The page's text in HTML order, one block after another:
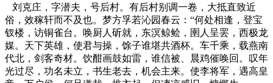
刘克庄，字潜夫，号后村。有后村别调一卷，大抵直致近
俗，效稼轩而不及也。梦方孚若沁园春云：“何处相逢，登宝
钗楼，访铜雀台。唤厨人斫就，东溟鲸鲙，圉人呈罢，西极龙
媒。天下英雄，使君与操，馀子谁堪共酒杯。车千乘，载燕南
代北，剑客奇材。饮酣画鼓如雷，谁信被、晨鸡催唤回。叹年
光过尽，功名未立，书生老去，机会主来。使李将军，遇高皇